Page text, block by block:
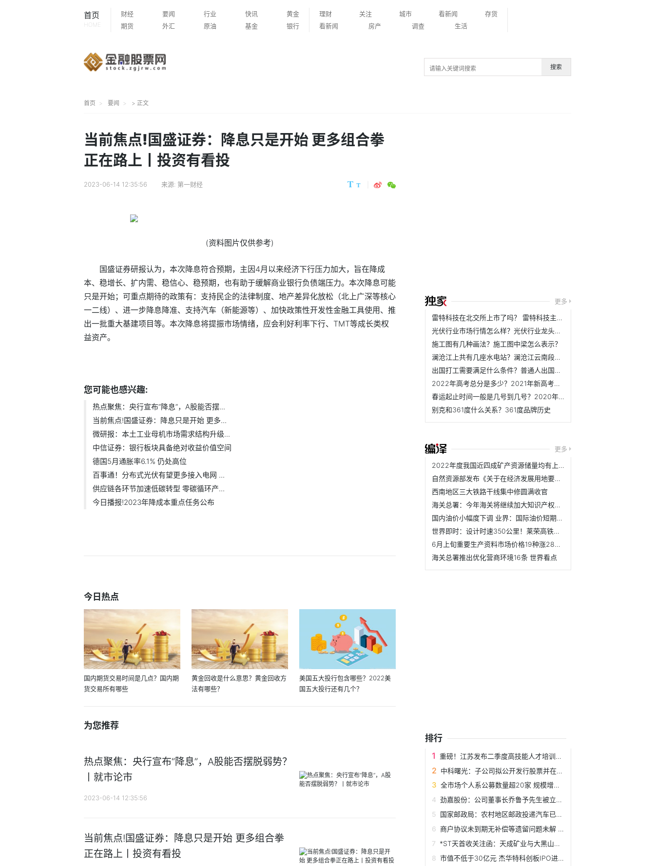
首页
HOME
财经 要闻 行业 快讯
黄金
期货
外汇 原油 基金 银行
理财 关注 城市 看新闻
存货
看新闻
房产 调查 生活
搜索
首页 要闻 > 正文
当前焦点!国盛证券：降息只是开始 更多组合拳
正在路上丨投资有看投
2023-06-14 12:35:56 来源: 第一财经
(资料图片仅供参考)
国盛证券研报认为，本次降息符合预期，主因4月以来经济下行压力加大，旨在降成
本、稳增长、扩内需、稳信心、稳预期，也有助于缓解商业银行负债端压力。本次降息可能
只是开始；可重点期待的政策有：支持民企的法律制度、地产差异化放松（北上广深等核心
一二线）、进一步降息降准、支持汽车（新能源等）、加快政策性开发性金融工具使用、推
出一批重大基建项目等。本次降息将提振市场情绪，应会利好利率下行、TMT等成长类权
益资产。
您可能也感兴趣:
热点聚焦：央行宣布“降息”，A股能否摆...
当前焦点!国盛证券：降息只是开始 更多...
微研报：本土工业母机市场需求结构升级...
中信证券：银行板块具备绝对收益价值空间
德国5月通胀率6.1% 仍处高位
百事通！分布式光伏有望更多接入电网 ...
供应链各环节加速低碳转型 零碳循环产...
今日播报!2023年降成本重点任务公布
今日热点
国内期货交易时间是几点？国内期
货交易所有哪些
黄金回收是什么意思？黄金回收方
法有哪些？
美国五大投行包含哪些？2022美
国五大投行还有几个？
为您推荐
热点聚焦：央行宣布“降息”，A股能否摆脱弱势？
丨就市论市
2023-06-14 12:35:56
当前焦点!国盛证券：降息只是开始 更多组合拳
正在路上丨投资有看投
更多
雷特科技在北交所上市了吗？ 雷特科技主营业务是什么？
光伏行业市场行情怎么样？光伏行业龙头公司下半年表现如何？
施工图有几种画法？施工图中梁怎么表示？
澜沧江上共有几座水电站？澜沧江云南段水电站介绍
出国打工需要满足什么条件？普通人出国打工需要办理哪些手续？
2022年高考总分是多少？2021年新高考满分是多少？
春运起止时间一般是几号到几号？2020年春运起止时间表
别克和361度什么关系？361度品牌历史
更多
2022年度我国近四成矿产资源储量均有上升
自然资源部发布《关于在经济发展用地要素保障工作中严守底线...
西南地区三大铁路干线集中修圆满收官
海关总署：今年海关将继续加大知识产权保护力度
国内油价小幅度下调 业界：国际油价短期或将偏弱运行
世界即时：设计时速350公里！莱荣高铁正式进入静态验收阶段
6月上旬重要生产资料市场价格19种涨28种降3种持平
海关总署推出优化营商环境16条 世界看点
排行
重磅！江苏发布二季度高技能人才培训补贴紧缺型职业目录
中科曙光：子公司拟公开发行股票并在北交所上市
全市场个人系公募数量超20家 规模增长速度明显超出平均水平
劲嘉股份：公司董事长乔鲁予先生被立案调查
国家邮政局：农村地区邮政投递汽车已达2万辆
商户协议未到期无补偿等遗留问题未解 乐多港正式闭店
*ST天首收关注函：天成矿业与大黑山钼业签订债权转让协议
市值不低于30亿元 杰华特科创板IPO进入“问询”状态